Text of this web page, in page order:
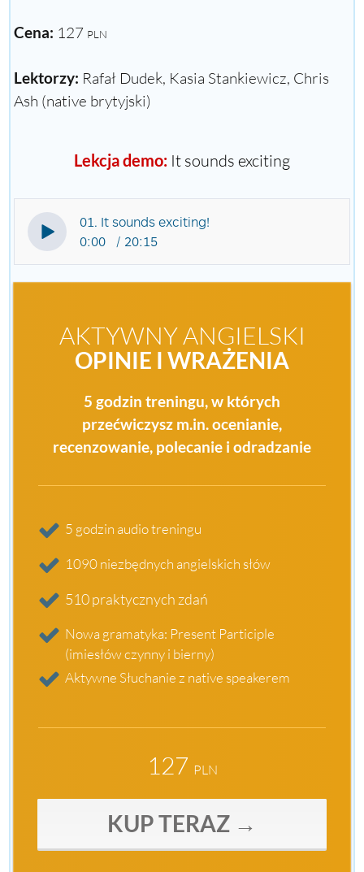
Cena: 127 PLN
Lektorzy: Rafał Dudek, Kasia Stankiewicz, Chris
Ash (native brytyjski)
Lekcja demo: It sounds exciting
01. It sounds exciting!
0:00
20:15
AKTYWNY ANGIELSKI
OPINIE I WRAŻENIA
5 godzin treningu, w których
przećwiczysz m.in. ocenianie,
recenzowanie, polecanie i odradzanie
5 godzin audio treningu
1090 niezbędnych angielskich słów
510 praktycznych zdań
Nowa gramatyka: Present Participle
(imiesłów czynny i bierny)
Aktywne Słuchanie z native speakerem
127 PLN
KUP TERAZ →